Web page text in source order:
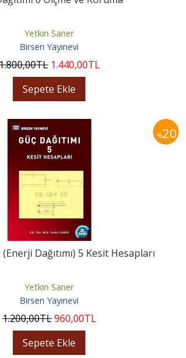
Yetkin Saner
Birsen Yayınevi
,00TL 1.440,00TL
Sepete Ekle
%20
(Enerji Dağıtımı) 5 Kesit Hesapları
Yetkin Saner
Birsen Yayınevi
1.200,00TL960,00TL
Sepete Ekle